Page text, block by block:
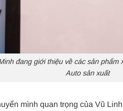
đang giới thiệu về các sản
Auto sản xuất
mình quan trọng của Vũ